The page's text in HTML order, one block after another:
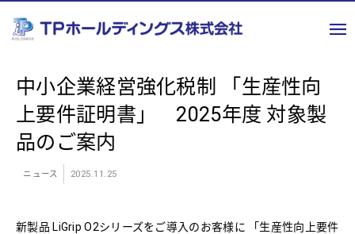
中小企業経営強化税制 「生産性向
上要件証明書」 2025年度 対象製
品のご案内
ニュース 2025.11.25
新製品 LiGrip O2シリーズをご導入のお客様に 「生産性向上要件